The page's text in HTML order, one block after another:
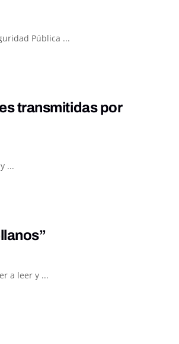
Pública ...
transmitidas por
...
a leer y ...